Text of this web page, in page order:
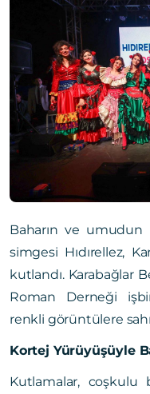
Baharın ve
simgesi Hıdırellez,
kutlandı. Karabağlar
Roman Derneği
renkli görüntülere
Kortej Yürüyüşüyle
Kutlamalar, coşkulu